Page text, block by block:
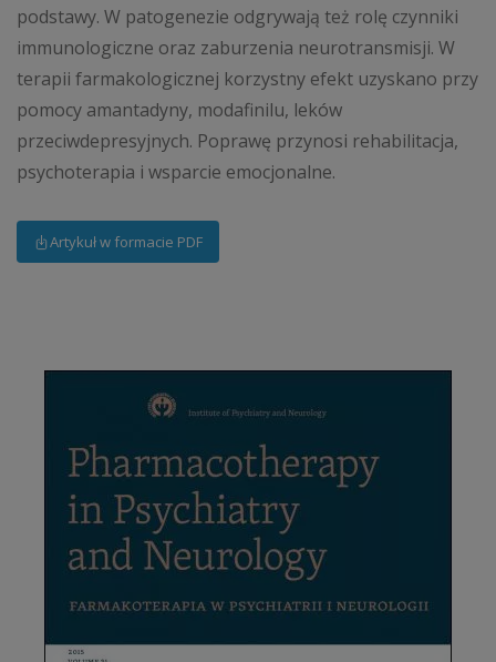
podstawy. W patogenezie odgrywają też rolę czynniki
immunologiczne oraz zaburzenia neurotransmisji. W
terapii farmakologicznej korzystny efekt uzyskano przy
pomocy amantadyny, modafinilu, leków
przeciwdepresyjnych. Poprawę przynosi rehabilitacja,
psychoterapia i wsparcie emocjonalne.
Artykuł w formacie PDF